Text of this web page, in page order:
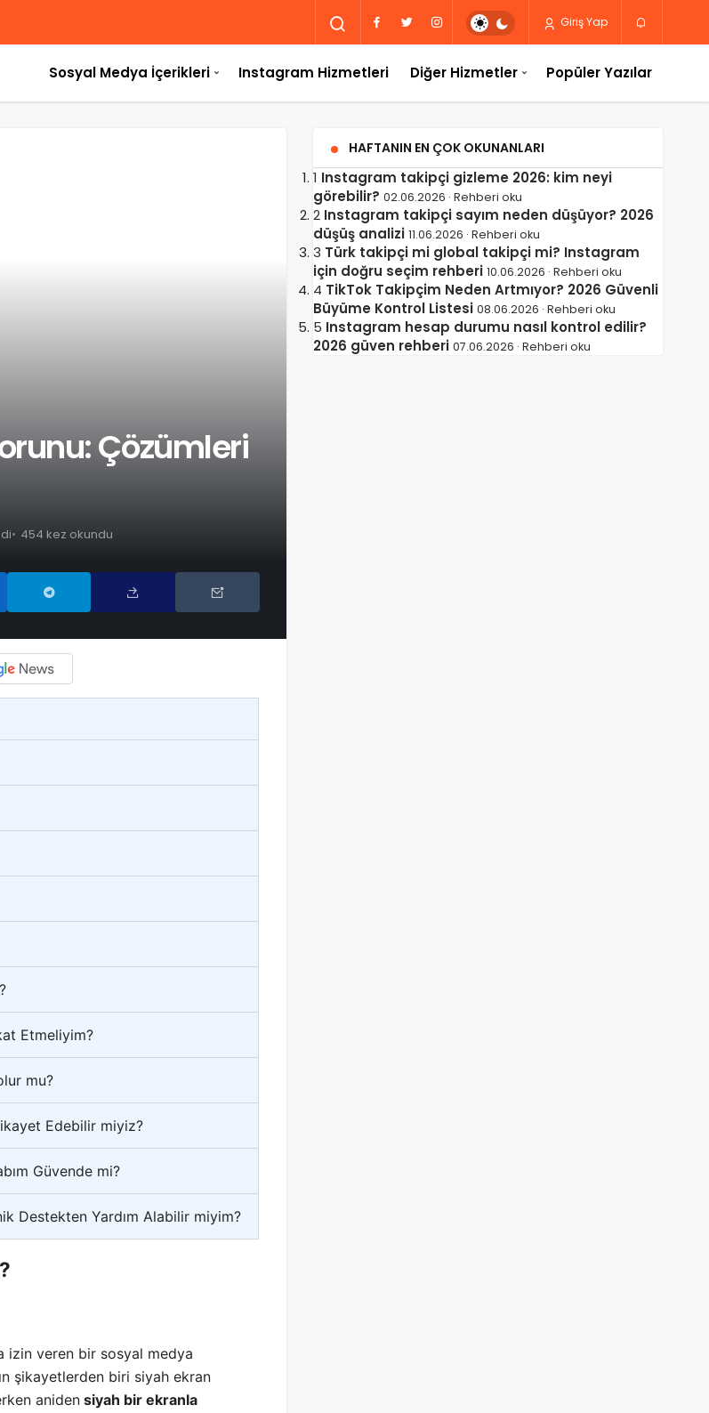
Giriş Yap
Sosyal Medya İçerikleri Instagram Hizmetleri Diğer Hizmetler Popüler Yazılar
Çözümleri
454 kez okundu
Etmeliyim?
mu?
Edebilir miyiz?
Güvende mi?
Destekten Yardım Alabilir miyim?
izin veren bir sosyal medya
şikayetlerden biri siyah ekran
aniden siyah bir ekranla
HAFTANIN EN ÇOK OKUNANLARI
1 Instagram takipçi gizleme 2026: kim neyi
görebilir? 02.06.2026 · Rehberi oku
2 Instagram takipçi sayım neden düşüyor? 2026
düşüş analizi 11.06.2026 · Rehberi oku
3 Türk takipçi mi global takipçi mi? Instagram
için doğru seçim rehberi 10.06.2026 · Rehberi oku
4 TikTok Takipçim Neden Artmıyor? 2026 Güvenli
Büyüme Kontrol Listesi 08.06.2026 · Rehberi oku
5 Instagram hesap durumu nasıl kontrol edilir?
2026 güven rehberi 07.06.2026 · Rehberi oku